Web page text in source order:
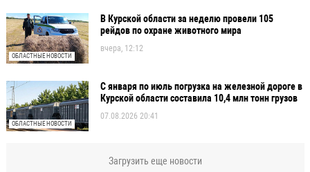
ОБЛАСТНЫЕ НОВОСТИ
В Курской области за неделю провели 105
рейдов по охране животного мира
вчера, 12:12
ОБЛАСТНЫЕ НОВОСТИ
С января по июль погрузка на железной дороге в
Курской области составила 10,4 млн тонн грузов
07.08.2026 20:41
Загрузить еще новости